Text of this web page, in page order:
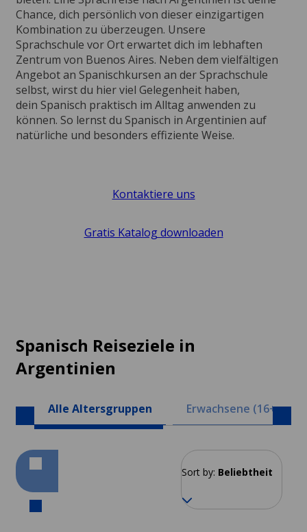
Chance, dich persönlich von dieser einzigartigen
Kombination zu überzeugen. Unsere
Sprachschule vor Ort erwartet dich im lebhaften
Zentrum von Buenos Aires. Neben dem vielfältigen
Angebot an Spanischkursen an der Sprachschule
selbst, wirst du hier viel Gelegenheit haben,
dein Spanisch praktisch im Alltag anwenden zu
können. So lernst du Spanisch in Argentinien auf
natürliche und besonders effiziente Weise.
Kontaktiere uns
Gratis Katalog downloaden
Spanisch Reiseziele in
Argentinien
Alle Altersgruppen Erwachsene (16+)
Sort by: Beliebtheit